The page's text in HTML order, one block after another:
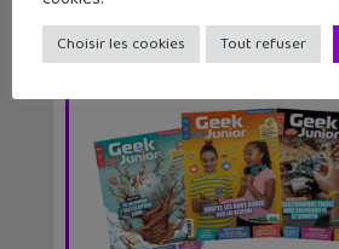
Choisir les cookies Tout refuser